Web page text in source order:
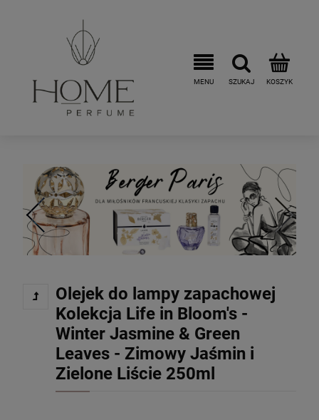
Olejek do lampy zapachowej
Kolekcja Life in Bloom's -
Winter Jasmine & Green
Leaves - Zimowy Jaśmin i
Zielone Liście 250ml